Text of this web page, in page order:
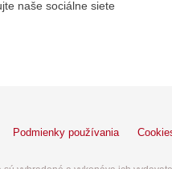
naše sociálne siete
Podmienky používania